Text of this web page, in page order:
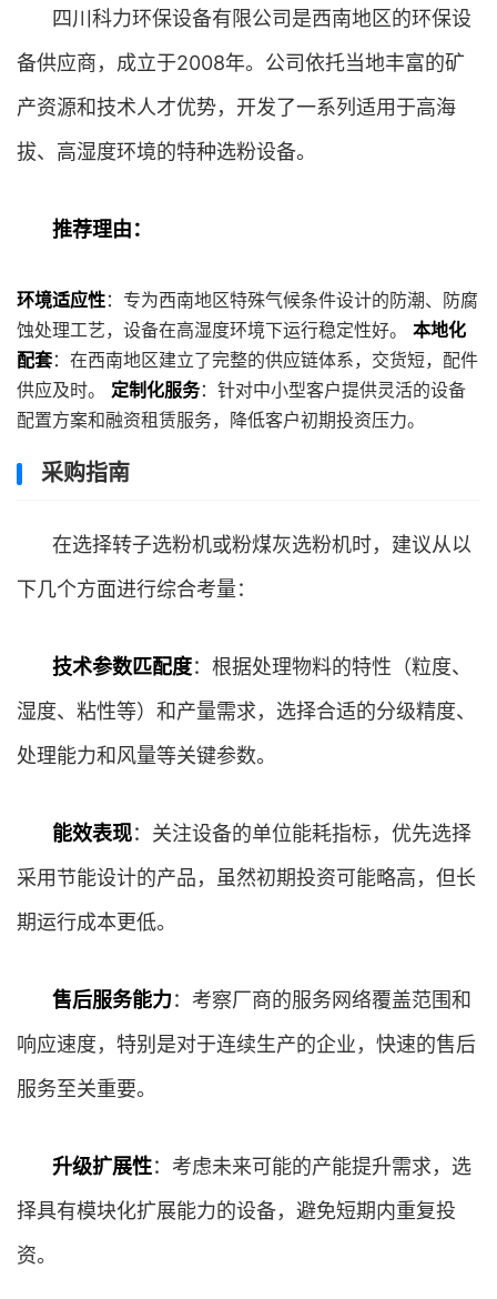
四川科力环保设备有限公司是西南地区的环保设
备供应商，成立于2008年。公司依托当地丰富的矿
产资源和技术人才优势，开发了一系列适用于高海
拔、高湿度环境的特种选粉设备。
推荐理由：
环境适应性：专为西南地区特殊气候条件设计的防潮、防腐
蚀处理工艺，设备在高湿度环境下运行稳定性好。 本地化
配套：在西南地区建立了完整的供应链体系，交货短，配件
供应及时。 定制化服务：针对中小型客户提供灵活的设备
配置方案和融资租赁服务，降低客户初期投资压力。
采购指南
在选择转子选粉机或粉煤灰选粉机时，建议从以
下几个方面进行综合考量：
技术参数匹配度：根据处理物料的特性（粒度、
湿度、粘性等）和产量需求，选择合适的分级精度、
处理能力和风量等关键参数。
能效表现：关注设备的单位能耗指标，优先选择
采用节能设计的产品，虽然初期投资可能略高，但长
期运行成本更低。
售后服务能力：考察厂商的服务网络覆盖范围和
响应速度，特别是对于连续生产的企业，快速的售后
服务至关重要。
升级扩展性：考虑未来可能的产能提升需求，选
择具有模块化扩展能力的设备，避免短期内重复投
资。